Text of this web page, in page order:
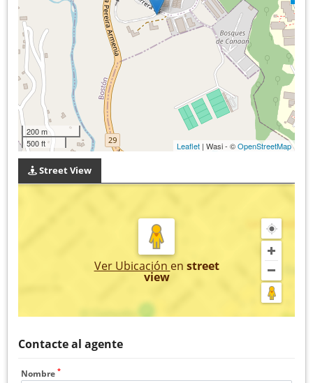
200 m
500 ft
Leaflet | Wasi - ©OpenStreetMap
Street View
Ver Ubicación en street
view
Contacte al agente
Nombre *